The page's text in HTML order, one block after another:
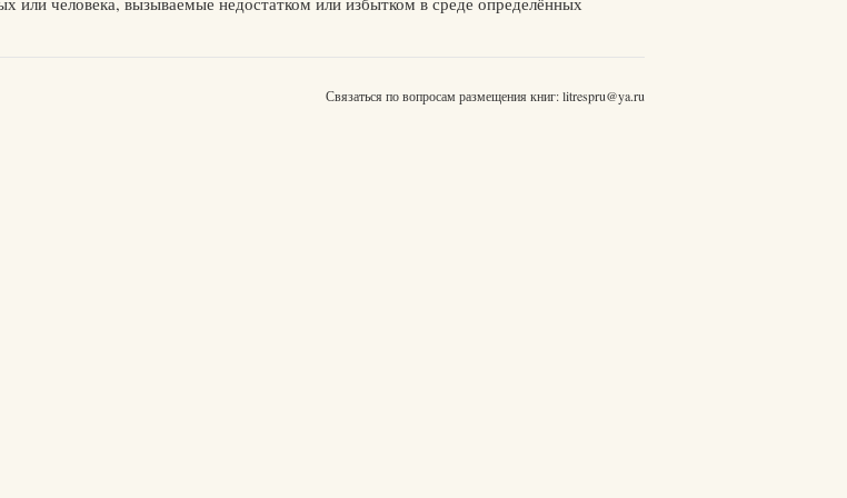
Связаться по вопросам размещения книг:litrespru@ya.ru